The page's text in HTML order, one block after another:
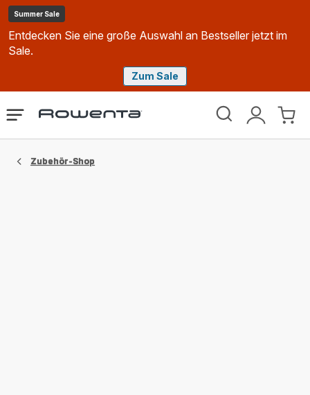
Summer Sale
Entdecken Sie eine große Auswahl an Bestseller jetzt im
Sale.
Zum Sale
Rowenta
Mein
Mein
Das
Zubehör-Shop